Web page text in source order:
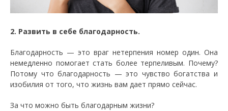
2. Развить в себе благодарность.
Благодарность — это враг нетерпения номер один. Она
немедленно помогает стать более терпеливым. Почему?
Потому что благодарность — это чувство богатства и
изобилия от того, что жизнь вам дает прямо сейчас.
За что можно быть благодарным жизни?